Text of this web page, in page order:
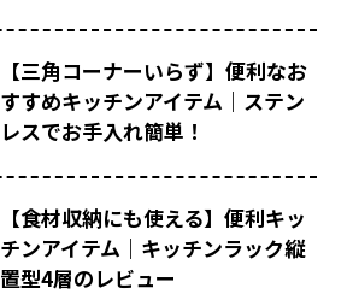
【三角コーナーいらず】便利なお
すすめキッチンアイテム｜ステン
レスでお手入れ簡単！
【食材収納にも使える】便利キッ
チンアイテム｜キッチンラック縦
置型4層のレビュー